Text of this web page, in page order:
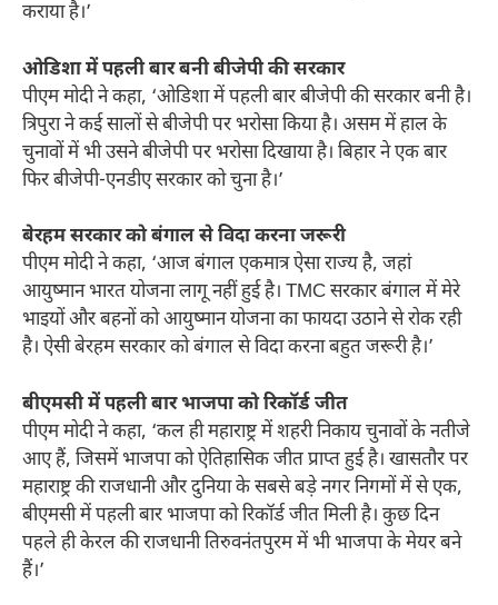
कराया है।’
ओडिशा में पहली बार बनी बीजेपी की सरकार
पीएम मोदी ने कहा, ‘ओडिशा में पहली बार बीजेपी की सरकार बनी है।
त्रिपुरा ने कई सालों से बीजेपी पर भरोसा किया है। असम में हाल के
चुनावों में भी उसने बीजेपी पर भरोसा दिखाया है। बिहार ने एक बार
फिर बीजेपी-एनडीए सरकार को चुना है।’
बेरहम सरकार को बंगाल से विदा करना जरूरी
पीएम मोदी ने कहा, ‘आज बंगाल एकमात्र ऐसा राज्य है, जहां
आयुष्मान भारत योजना लागू नहीं हुई है। TMC सरकार बंगाल में मेरे
भाइयों और बहनों को आयुष्मान योजना का फायदा उठाने से रोक रही
है। ऐसी बेरहम सरकार को बंगाल से विदा करना बहुत जरूरी है।’
बीएमसी में पहली बार भाजपा को रिकॉर्ड जीत
पीएम मोदी ने कहा, ‘कल ही महाराष्ट्र में शहरी निकाय चुनावों के नतीजे
आए हैं, जिसमें भाजपा को ऐतिहासिक जीत प्राप्त हुई है। खासतौर पर
महाराष्ट्र की राजधानी और दुनिया के सबसे बड़े नगर निगमों में से एक,
बीएमसी में पहली बार भाजपा को रिकॉर्ड जीत मिली है। कुछ दिन
पहले ही केरल की राजधानी तिरुवनंतपुरम में भी भाजपा के मेयर बने
हैं।’